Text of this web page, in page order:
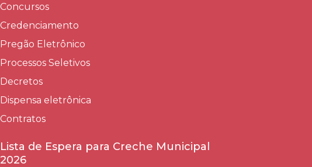
Concursos
Credenciamento
Pregão Eletrônico
Processos Seletivos
Decretos
Dispensa eletrônica
Contratos
Lista de Espera para Creche Municipal
2026